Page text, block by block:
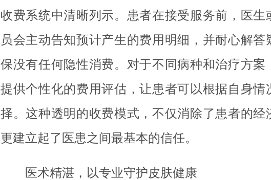
收费系统中清晰列示。患者在接受服务前，医生
员会主动告知预计产生的费用明细，并耐心解答
保没有任何隐性消费。对于不同病种和治疗方案
提供个性化的费用评估，让患者可以根据自身情
择。这种透明的收费模式，不仅消除了患者的经
更建立起了医患之间最基本的信任。
医术精湛，以专业守护皮肤健康